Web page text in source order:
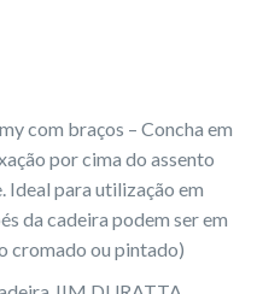
com braços – Concha em
por cima do assento
Ideal para utilização em
da cadeira podem ser em
cromado ou pintado)